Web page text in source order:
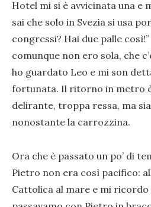
Hotel mi si è avvicinata una e
sai che solo in Svezia si usa
congressi? Hai due palle
comunque non ero sola, che
ho guardato Leo e mi son
fortunata. Il ritorno in metro
delirante, troppa ressa, ma
nonostante la carrozzina.
Ora che è passato un po’ di
Pietro non era così pacifico:
Cattolica al mare e mi ricordo